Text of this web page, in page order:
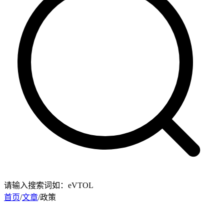
请输入搜索词如：eVTOL
首页/文章/政策